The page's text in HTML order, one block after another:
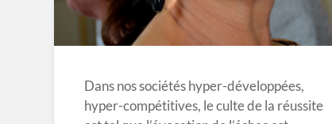
Dans nos sociétés hyper-développées,
hyper-compétitives, le culte de la réussite